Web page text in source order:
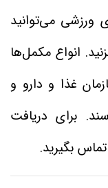
ورزشی می‌توانید
انواع مکمل‌ها
غذا و دارو و
برای دریافت
تماس بگیرید.